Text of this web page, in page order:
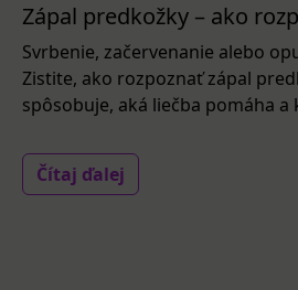
Zápal predkožky – ako
Svrbenie, začervenanie alebo
Zistite, ako rozpoznať zápal
spôsobuje, aká liečba pomáha a
Čítaj ďalej